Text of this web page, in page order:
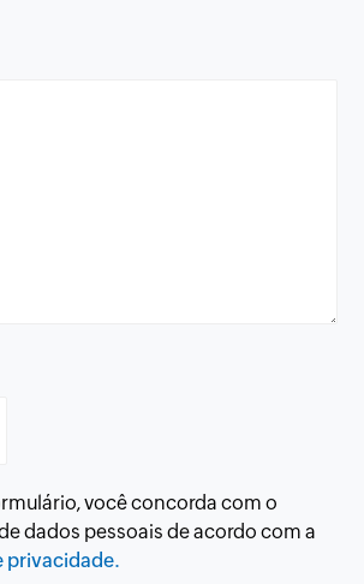
você concorda com o
dados pessoais de acordo com a
privacidade.